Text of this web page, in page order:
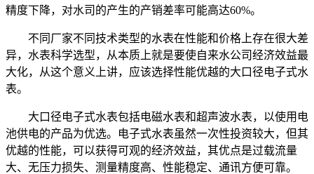
精度下降，对水司的产生的产销差率可能高达60%。
不同厂家不同技术类型的水表在性能和价格上存在很大差
异，水表科学选型，从本质上就是要使自来水公司经济效益最
大化，从这个意义上讲，应该选择性能优越的大口径电子式水
表。
大口径电子式水表包括电磁水表和超声波水表，以使用电
池供电的产品为优选。电子式水表虽然一次性投资较大，但其
优越的性能，可以获得可观的经济效益，其优点是过载流量
大、无压力损失、测量精度高、性能稳定、通讯方便可靠。